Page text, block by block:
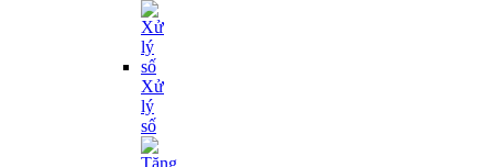
Xử
lý
số